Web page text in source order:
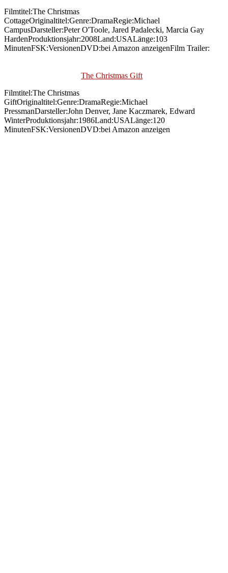
Filmtitel:The Christmas
CottageOriginaltitel:Genre:DramaRegie:Michael
CampusDarsteller:Peter O'Toole, Jared Padalecki, Marcia Gay
HardenProduktionsjahr:2008Land:USALänge:103
MinutenFSK:VersionenDVD:bei Amazon anzeigenFilm Trailer:
The Christmas Gift
Filmtitel:The Christmas
GiftOriginaltitel:Genre:DramaRegie:Michael
PressmanDarsteller:John Denver, Jane Kaczmarek, Edward
WinterProduktionsjahr:1986Land:USALänge:120
MinutenFSK:VersionenDVD:bei Amazon anzeigen